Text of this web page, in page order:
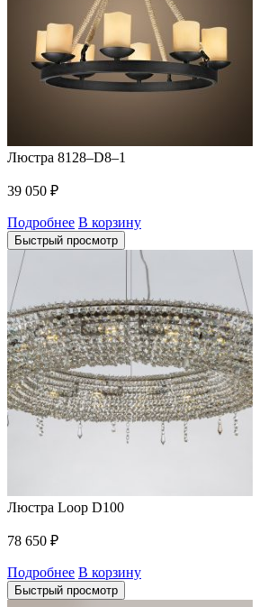
Люстра 8128–D8–1
39 050 ₽
Подробнее В корзину
Быстрый просмотр
Люстра Loop D100
78 650 ₽
Подробнее В корзину
Быстрый просмотр